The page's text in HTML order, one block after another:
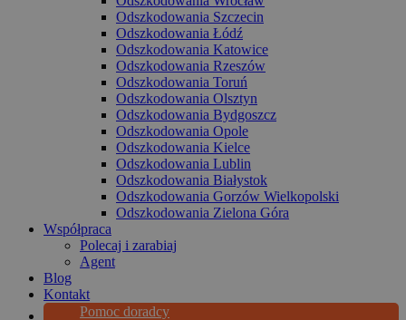
Odszkodowania Szczecin
Odszkodowania Łódź
Odszkodowania Katowice
Odszkodowania Rzeszów
Odszkodowania Toruń
Odszkodowania Olsztyn
Odszkodowania Bydgoszcz
Odszkodowania Opole
Odszkodowania Kielce
Odszkodowania Lublin
Odszkodowania Białystok
Odszkodowania Gorzów Wielkopolski
Odszkodowania Zielona Góra
Współpraca
Polecaj i zarabiaj
Agent
Blog
Kontakt
Pomoc doradcy